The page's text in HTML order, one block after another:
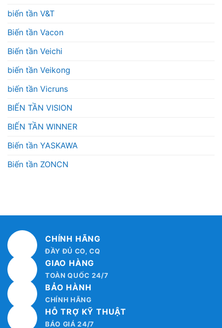
biến tần V&T
Biến tần Vacon
Biến tần Veichi
biến tần Veikong
biến tần Vicruns
BIẾN TẦN VISION
BIẾN TẦN WINNER
Biến tần YASKAWA
Biến tần ZONCN
CHÍNH HÃNG
ĐẦY ĐỦ CO, CQ
GIAO HÀNG
TOÀN QUỐC 24/7
BẢO HÀNH
CHÍNH HÃNG
HỖ TRỢ KỸ THUẬT
BÁO GIÁ 24/7